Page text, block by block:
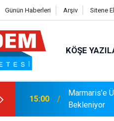
Günün Haberleri Arşiv Sitene
KÖŞE
15:00
Marmaris'e
Bekleniyor